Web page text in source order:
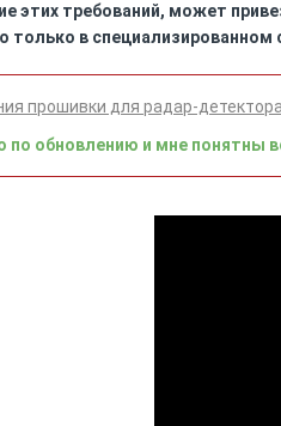
этих требований, может
в специализированном
прошивки для радар-детектора
по обновлению и мне понятны